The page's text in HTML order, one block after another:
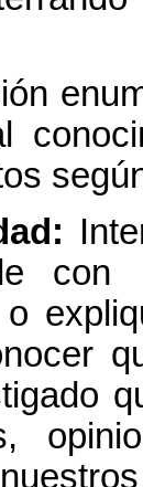
o